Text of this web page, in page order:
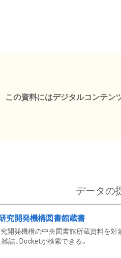
この資料にはデジタルコンテン
データの
究開発機構図書館蔵書
開発機構の中央図書館所蔵資料を対
雑誌、Docketが検索できる。